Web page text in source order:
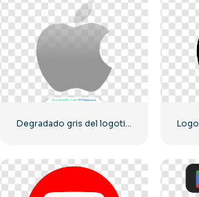
Degradado gris del logotipo de Apple